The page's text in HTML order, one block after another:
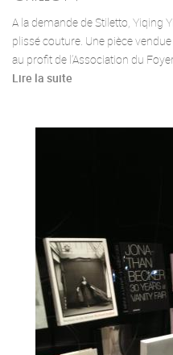
A la demande de Stiletto, Yiqing
plissé couture. Une pièce
au profit de l’Association du
Lire la suite